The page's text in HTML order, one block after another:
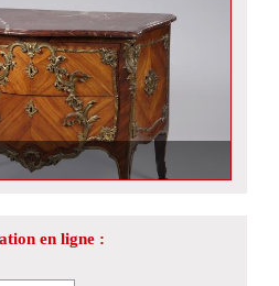
en ligne :